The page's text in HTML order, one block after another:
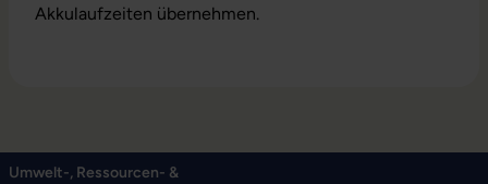
Akkulaufzeiten übernehmen.
Umwelt-, Ressourcen- &